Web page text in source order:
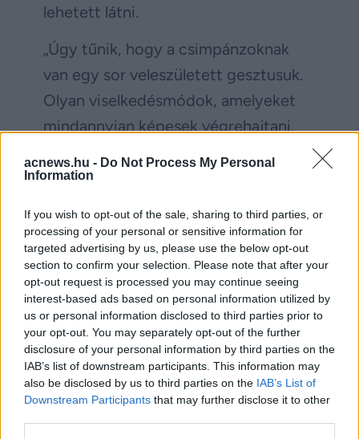
acnews.hu - Do Not Process My Personal
Information
If you wish to opt-out of the sale, sharing to third parties, or
processing of your personal or sensitive information for
targeted advertising by us, please use the below opt-out
section to confirm your selection. Please note that after your
opt-out request is processed you may continue seeing
interest-based ads based on personal information utilized by
us or personal information disclosed to third parties prior to
your opt-out. You may separately opt-out of the further
disclosure of your personal information by third parties on the
IAB’s list of downstream participants. This information may
also be disclosed by us to third parties on the IAB’s List of
Downstream Participants that may further disclose it to other
lehetett látni.
„Úgy tűnik, hogy a csimpánzoknak
van egy sor veleszületett gesztusuk.
Olyan viselkedésmódok, amelyeket
mindannyian képesek végrehajtani.
más-más jelentést kapnak” – mondja
Facebook Twitter
Reddit Telegram
Email
Hirdetés